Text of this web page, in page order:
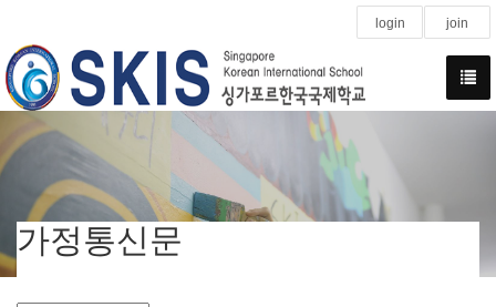
login join
가정통신문